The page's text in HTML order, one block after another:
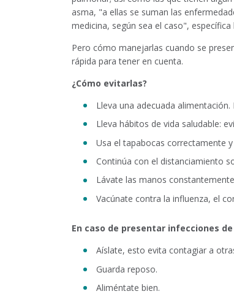
asma, "a ellas se suman las
medicina, según sea el caso", específica
Pero cómo manejarlas cuando se
rápida para tener en cuenta.
¿Cómo evitarlas?
Lleva una adecuada
Lleva hábitos de vida saludable:
Usa el tapabocas correctamente
Continúa con el distanciamiento
Lávate las manos
Vacúnate contra la influenza, el
En caso de presentar infecciones
Aíslate, esto evita contagiar a
Guarda reposo.
Aliméntate bien.